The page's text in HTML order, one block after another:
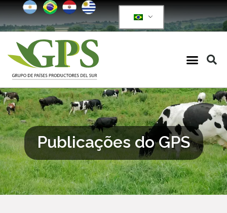
Publicações do GPS